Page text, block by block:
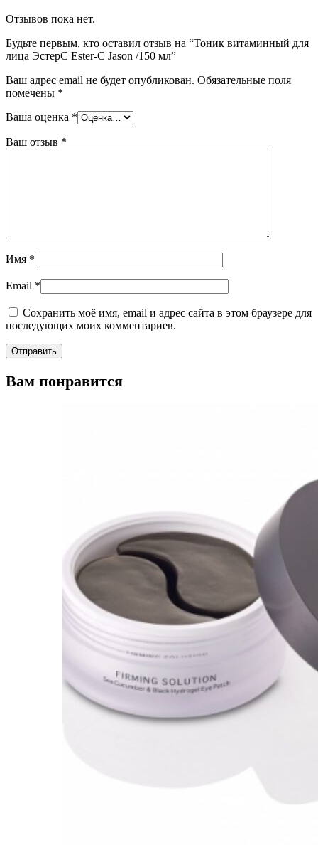
Отзывов пока нет.
Будьте первым, кто оставил отзыв на “Тоник витаминный для
лица ЭстерС Ester-C Jason /150 мл”
Ваш адрес email не будет опубликован. Обязательные поля
помечены *
Ваша оценка *
Ваш отзыв *
Имя *
Email *
Сохранить моё имя, email и адрес сайта в этом браузере для
последующих моих комментариев.
Вам понравится